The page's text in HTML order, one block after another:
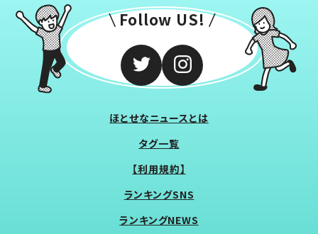
Follow US!
ほとせなニュースとは
タグ一覧
【利用規約】
ランキングSNS
ランキングNEWS